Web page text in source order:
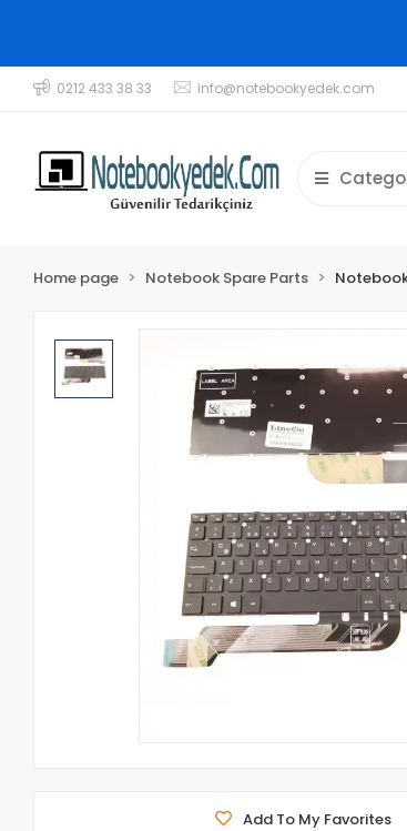
0212 433 38 33 info@notebookyedek.com
Home page Notebook Spare Parts
Add To My Favorites